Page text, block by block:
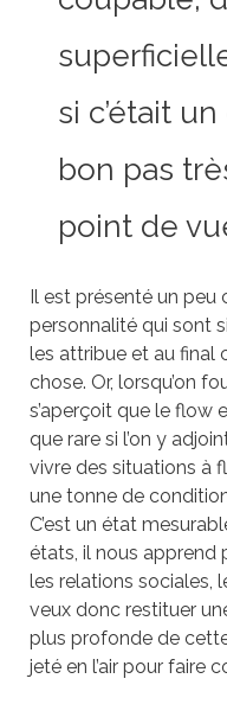
si c’était
bon pas
point de
Il est présenté un
personnalité qui sont
les attribue et au final
chose. Or, lorsqu’on
s’aperçoit que le flow
que rare si l’on y
vivre des situations à
une tonne de
C’est un état
états, il nous apprend
les relations sociales,
veux donc restituer
plus profonde de cette
jeté en l’air pour faire